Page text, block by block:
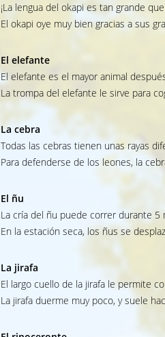
¡La lengua del okapi es tan grande
El okapi oye muy bien gracias a sus
El elefante
El elefante es el mayor animal
La trompa del elefante le sirve para
La cebra
Todas las cebras tienen unas rayas
Para defenderse de los leones, la
El ñu
La cría del ñu puede correr durante 5
En la estación seca, los ñus se
La jirafa
El largo cuello de la jirafa le permite
La jirafa duerme muy poco, y suele